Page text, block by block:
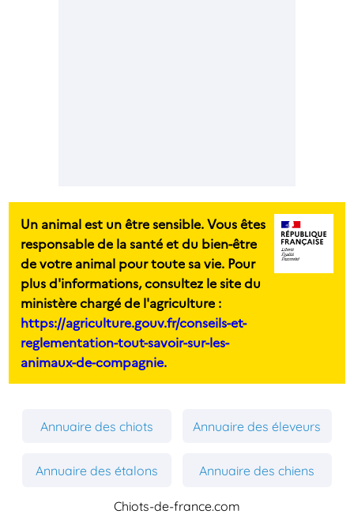
Un animal est un être sensible. Vous êtes
responsable de la santé et du bien-être
de votre animal pour toute sa vie. Pour
plus d'informations, consultez le site du
ministère chargé de l'agriculture :
https://agriculture.gouv.fr/conseils-et-
reglementation-tout-savoir-sur-les-
animaux-de-compagnie.
Annuaire des chiots Annuaire des éleveurs
Annuaire des étalons Annuaire des chiens
Chiots-de-france.com